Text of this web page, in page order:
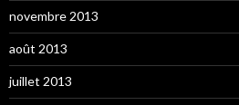
novembre 2013
août 2013
juillet 2013